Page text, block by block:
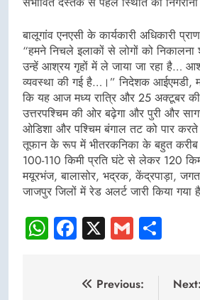
बालूगांव एनएसी के कार्यकारी अधिकारी
“हमने निचले इलाकों से लोगों को
उन्हें आश्रय गृहों में ले जाया जा रहा है…
व्यवस्था की गई है…।” निदेशक आईएमडी,
कि यह आज मध्य रात्रि और 25 अक्टूबर की
उत्तरपश्चिम की ओर बढ़ेगा और पुरी और
ओडिशा और पश्चिम बंगाल तट को पार
तूफान के रूप में भीतरकनिका के बहुत करीब
100-110 किमी प्रति घंटे से लेकर 120
मयूरभंज, बालासोर, भद्रक, केंद्रपाड़ा,
जाजपुर जिलों में रेड अलर्ट जारी किया गया
WhatsApp
Facebook
X Gmail
Previous:
Next: